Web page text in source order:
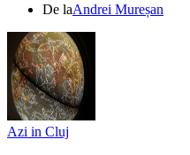
De laAndrei Mureșan
Azi in Cluj